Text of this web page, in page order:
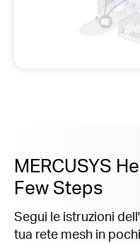
MERCUSYS
Few Steps
Segui le istruzioni
tua rete mesh in